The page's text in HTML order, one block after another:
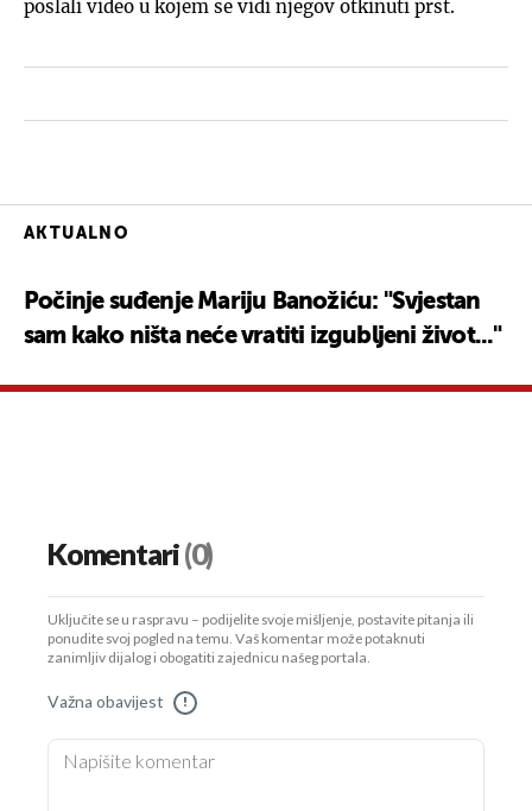
poslali video u kojem se vidi njegov otkinuti prst.
AKTUALNO
Počinje suđenje Mariju Banožiću: "Svjestan
sam kako ništa neće vratiti izgubljeni život..."
Komentari(0)
Uključite se u raspravu – podijelite svoje mišljenje, postavite pitanja ili
ponudite svoj pogled na temu. Vaš komentar može potaknuti
zanimljiv dijalog i obogatiti zajednicu našeg portala.
Važna obavijest !